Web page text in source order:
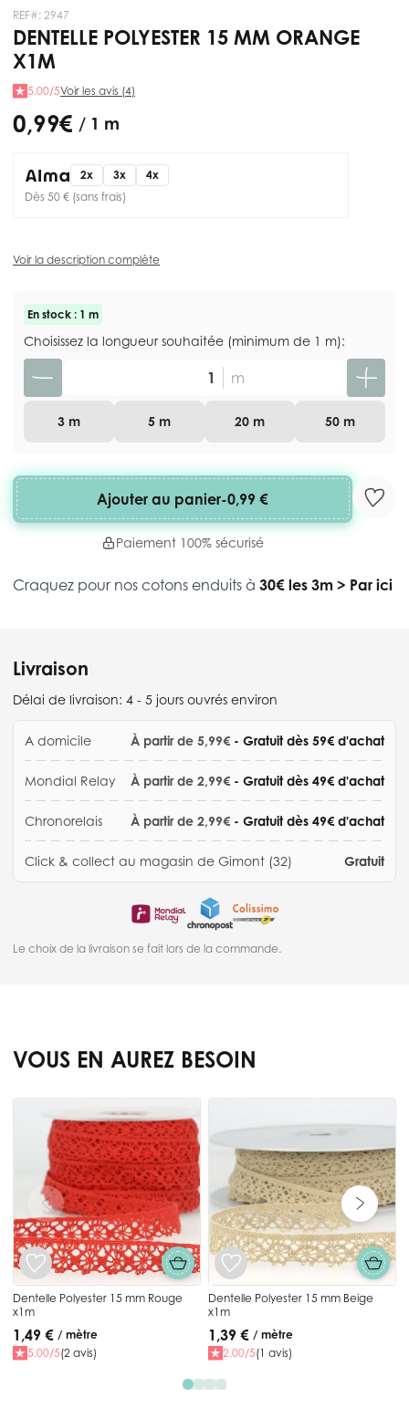
REF#: 2947
DENTELLE POLYESTER 15 MM ORANGE
X1M
5.00/5Voir les avis (4)
0,99 € / 1 m
2x 3x
4x
Dès 50 € (sans frais)
Voir la description complète
En stock : 1 m
Choisissez la longueur souhaitée (minimum de 1 m):
m
3 m 5 m 20 m 50 m
Ajouter au panier-0,99 €
Paiement 100% sécurisé
Craquez pour nos cotons enduits à 30€ les 3m > Par ici
Livraison
Délai de livraison: 4 - 5 jours ouvrés environ
A domicile À partir de 5,99€ - Gratuit dès 59€ d'achat
Mondial Relay À partir de 2,99€ - Gratuit dès 49€ d'achat
Chronorelais À partir de 2,99€ - Gratuit dès 49€ d'achat
Click & collect au magasin de Gimont (32) Gratuit
Le choix de la livraison se fait lors de la commande.
VOUS EN AUREZ BESOIN
Press to skip carousel
Dentelle Polyester 15 mm Rouge
x1m
1,49 € / mètre
5.00/5(2 avis)
Dentelle Polyester 15 mm Beige
x1m
1,39 € / mètre
2.00/5(1 avis)